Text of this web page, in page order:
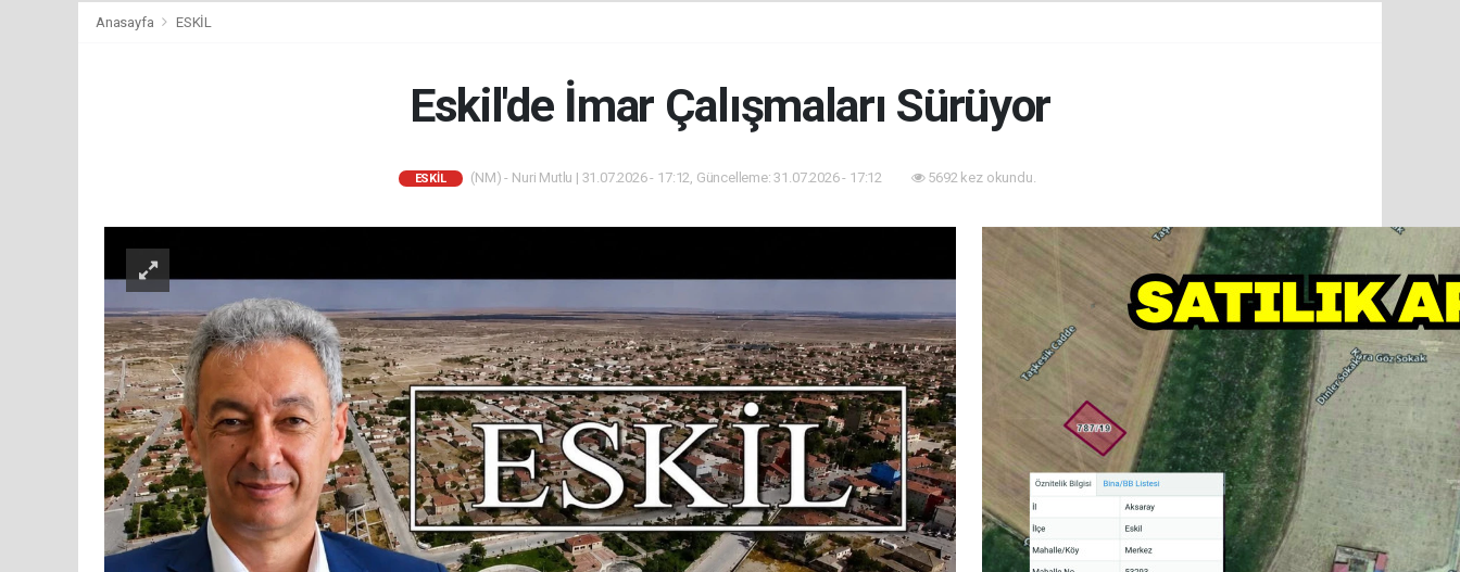
Anasayfa ESKİL
Eskil'de İmar Çalışmaları Sürüyor
ESKİL (NM) - Nuri Mutlu | 31.07.2026 - 17:12, Güncelleme: 31.07.2026 - 17:12 5692 kez okundu.